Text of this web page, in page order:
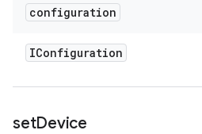
configuration
IConfiguration
setDevice